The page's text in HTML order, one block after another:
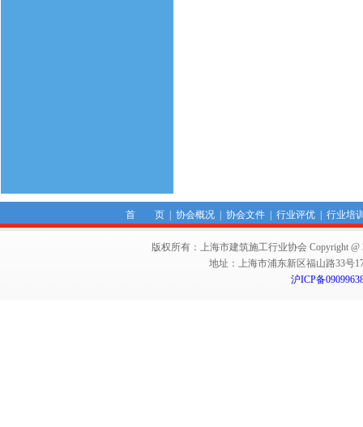
首 页| 协会概况| 协会文件| 行业评优| 行业培
版权所有：上海市建筑施工行业协会 Copyright @
地址：上海市浦东新区福山路33号
沪ICP备